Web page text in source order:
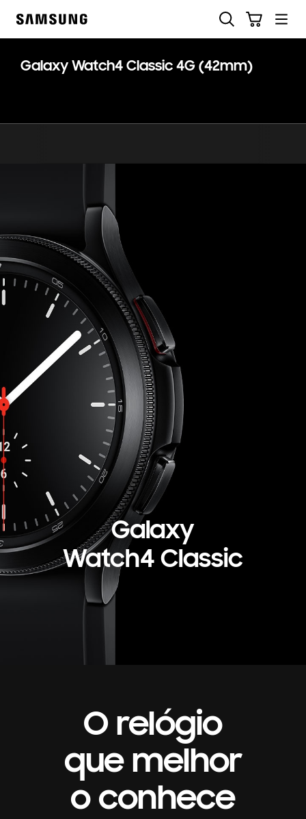
Galaxy Watch4 Classic 4G (42mm)
Galaxy
Watch4 Classic
O relógio
que melhor
o conhece